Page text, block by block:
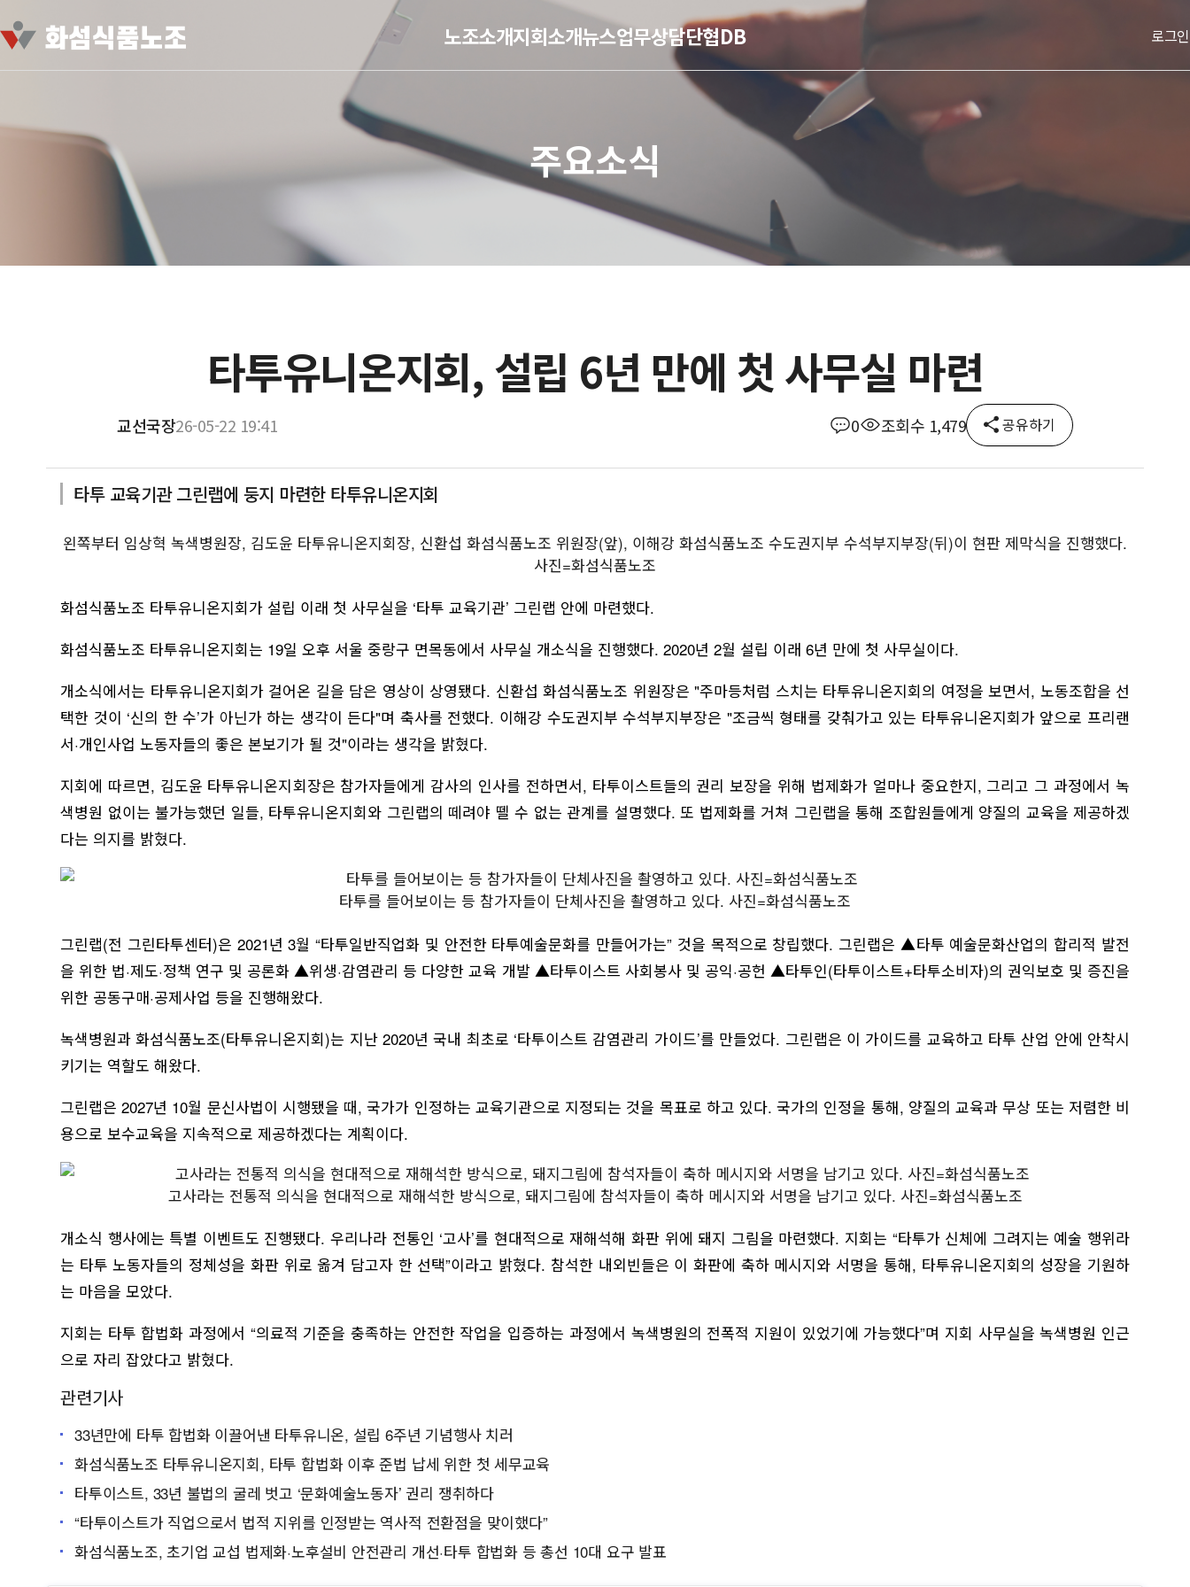
로그인
노조소개지회소개뉴스업무상담단협DB
주요소식
타투유니온지회, 설립 6년 만에 첫 사무실 마련
교선국장26-05-22 19:41 0 조회수 1,479 공유하기
본문
타투 교육기관 그린랩에 둥지 마련한 타투유니온지회
왼쪽부터 임상혁 녹색병원장, 김도윤 타투유니온지회장, 신환섭 화섬식품노조 위원장(앞), 이해강 화섬식품노조 수도권지부 수석부지부장(뒤)이 현판 제막식을 진행했다.
사진=화섬식품노조
화섬식품노조 타투유니온지회가 설립 이래 첫 사무실을 ‘타투 교육기관’ 그린랩 안에 마련했다.
화섬식품노조 타투유니온지회는 19일 오후 서울 중랑구 면목동에서 사무실 개소식을 진행했다. 2020년 2월 설립 이래 6년 만에 첫 사무실이다.
개소식에서는 타투유니온지회가 걸어온 길을 담은 영상이 상영됐다. 신환섭 화섬식품노조 위원장은 "주마등처럼 스치는 타투유니온지회의 여정을 보면서, 노동조합을 선
택한 것이 ‘신의 한 수’가 아닌가 하는 생각이 든다"며 축사를 전했다. 이해강 수도권지부 수석부지부장은 "조금씩 형태를 갖춰가고 있는 타투유니온지회가 앞으로 프리랜
서·개인사업 노동자들의 좋은 본보기가 될 것"이라는 생각을 밝혔다.
지회에 따르면, 김도윤 타투유니온지회장은 참가자들에게 감사의 인사를 전하면서, 타투이스트들의 권리 보장을 위해 법제화가 얼마나 중요한지, 그리고 그 과정에서 녹
색병원 없이는 불가능했던 일들, 타투유니온지회와 그린랩의 떼려야 뗄 수 없는 관계를 설명했다. 또 법제화를 거쳐 그린랩을 통해 조합원들에게 양질의 교육을 제공하겠
다는 의지를 밝혔다.
타투를 들어보이는 등 참가자들이 단체사진을 촬영하고 있다. 사진=화섬식품노조
그린랩(전 그린타투센터)은 2021년 3월 “타투일반직업화 및 안전한 타투예술문화를 만들어가는” 것을 목적으로 창립했다. 그린랩은 ▲타투 예술문화산업의 합리적 발전
을 위한 법·제도·정책 연구 및 공론화 ▲위생·감염관리 등 다양한 교육 개발 ▲타투이스트 사회봉사 및 공익·공헌 ▲타투인(타투이스트+타투소비자)의 권익보호 및 증진을
위한 공동구매·공제사업 등을 진행해왔다.
녹색병원과 화섬식품노조(타투유니온지회)는 지난 2020년 국내 최초로 ‘타투이스트 감염관리 가이드’를 만들었다. 그린랩은 이 가이드를 교육하고 타투 산업 안에 안착시
키기는 역할도 해왔다.
그린랩은 2027년 10월 문신사법이 시행됐을 때, 국가가 인정하는 교육기관으로 지정되는 것을 목표로 하고 있다. 국가의 인정을 통해, 양질의 교육과 무상 또는 저렴한 비
용으로 보수교육을 지속적으로 제공하겠다는 계획이다.
고사라는 전통적 의식을 현대적으로 재해석한 방식으로, 돼지그림에 참석자들이 축하 메시지와 서명을 남기고 있다. 사진=화섬식품노조
개소식 행사에는 특별 이벤트도 진행됐다. 우리나라 전통인 ‘고사’를 현대적으로 재해석해 화판 위에 돼지 그림을 마련했다. 지회는 “타투가 신체에 그려지는 예술 행위라
는 타투 노동자들의 정체성을 화판 위로 옮겨 담고자 한 선택”이라고 밝혔다. 참석한 내외빈들은 이 화판에 축하 메시지와 서명을 통해, 타투유니온지회의 성장을 기원하
는 마음을 모았다.
지회는 타투 합법화 과정에서 “의료적 기준을 충족하는 안전한 작업을 입증하는 과정에서 녹색병원의 전폭적 지원이 있었기에 가능했다”며 지회 사무실을 녹색병원 인근
으로 자리 잡았다고 밝혔다.
관련기사
33년만에 타투 합법화 이끌어낸 타투유니온, 설립 6주년 기념행사 치러
화섬식품노조 타투유니온지회, 타투 합법화 이후 준법 납세 위한 첫 세무교육
타투이스트, 33년 불법의 굴레 벗고 ‘문화예술노동자’ 권리 쟁취하다
“타투이스트가 직업으로서 법적 지위를 인정받는 역사적 전환점을 맞이했다”
화섬식품노조, 초기업 교섭 법제화·노후설비 안전관리 개선·타투 합법화 등 총선 10대 요구 발표